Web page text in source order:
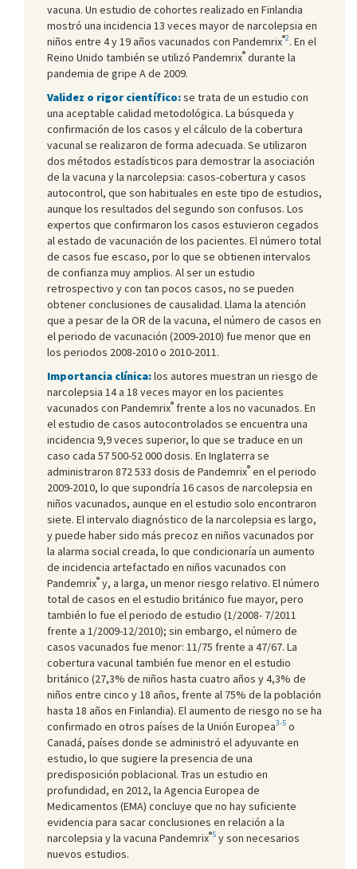
vacuna. Un estudio de cohortes realizado en Finlandia
mostró una incidencia 13 veces mayor de narcolepsia en
niños entre 4 y 19 años vacunados con Pandemrix®2. En el
Reino Unido también se utilizó Pandemrix® durante la
pandemia de gripe A de 2009.
Validez o rigor científico:se trata de un estudio con
una aceptable calidad metodológica. La búsqueda y
confirmación de los casos y el cálculo de la cobertura
vacunal se realizaron de forma adecuada. Se utilizaron
dos métodos estadísticos para demostrar la asociación
de la vacuna y la narcolepsia: casos-cobertura y casos
autocontrol, que son habituales en este tipo de estudios,
aunque los resultados del segundo son confusos. Los
expertos que confirmaron los casos estuvieron cegados
al estado de vacunación de los pacientes. El número total
de casos fue escaso, por lo que se obtienen intervalos
de confianza muy amplios. Al ser un estudio
retrospectivo y con tan pocos casos, no se pueden
obtener conclusiones de causalidad. Llama la atención
que a pesar de la OR de la vacuna, el número de casos en
el periodo de vacunación (2009-2010) fue menor que en
los periodos 2008-2010 o 2010-2011.
Importancia clínica:los autores muestran un riesgo de
narcolepsia 14 a 18 veces mayor en los pacientes
vacunados con Pandemrix® frente a los no vacunados. En
el estudio de casos autocontrolados se encuentra una
incidencia 9,9 veces superior, lo que se traduce en un
caso cada 57 500-52 000 dosis. En Inglaterra se
administraron 872 533 dosis de Pandemrix® en el periodo
2009-2010, lo que supondría 16 casos de narcolepsia en
niños vacunados, aunque en el estudio solo encontraron
siete. El intervalo diagnóstico de la narcolepsia es largo,
y puede haber sido más precoz en niños vacunados por
la alarma social creada, lo que condicionaría un aumento
de incidencia artefactado en niños vacunados con
Pandemrix® y, a larga, un menor riesgo relativo. El número
total de casos en el estudio británico fue mayor, pero
también lo fue el periodo de estudio (1/2008- 7/2011
frente a 1/2009-12/2010); sin embargo, el número de
casos vacunados fue menor: 11/75 frente a 47/67. La
cobertura vacunal también fue menor en el estudio
británico (27,3% de niños hasta cuatro años y 4,3% de
niños entre cinco y 18 años, frente al 75% de la población
hasta 18 años en Finlandia). El aumento de riesgo no se ha
confirmado en otros países de la Unión Europea3-5 o
Canadá, países donde se administró el adyuvante en
estudio, lo que sugiere la presencia de una
predisposición poblacional. Tras un estudio en
profundidad, en 2012, la Agencia Europea de
Medicamentos (EMA) concluye que no hay suficiente
evidencia para sacar conclusiones en relación a la
narcolepsia y la vacuna Pandemrix®5 y son necesarios
nuevos estudios.